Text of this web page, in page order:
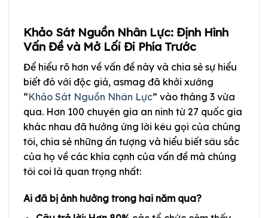
Khảo Sát Nguồn Nhân Lực: Định Hình
Vấn Đề và Mở Lối Đi Phía Trước
Để hiểu rõ hơn về vấn đề này và chia sẻ sự hiểu
biết đó với độc giả, asmag đã khởi xướng
“Khảo Sát Nguồn Nhân Lực” vào tháng 3 vừa
qua. Hơn 100 chuyên gia an ninh từ 27 quốc gia
khác nhau đã hưởng ứng lời kêu gọi của chúng
tôi, chia sẻ những ấn tượng và hiểu biết sâu sắc
của họ về các khía cạnh của vấn đề mà chúng
tôi coi là quan trọng nhất:
Ai đã bị ảnh hưởng trong hai năm qua?